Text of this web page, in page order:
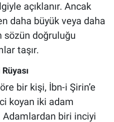
açıklanır. Ancak
daha büyük veya daha
sözün doğruluğu
taşır.
bir kişi, İbn-i Şirin’e
koyan iki adam
Adamlardan biri inciyi